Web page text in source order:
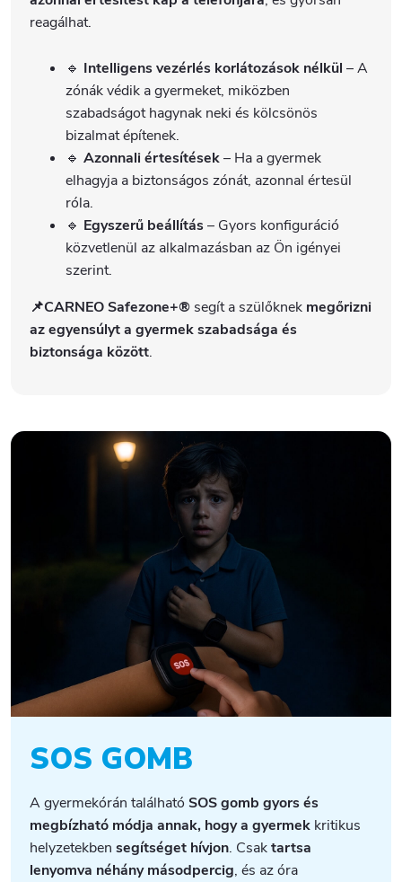
reagálhat.
🔹 Intelligens vezérlés korlátozások nélkül – A
zónák védik a gyermeket, miközben
szabadságot hagynak neki és kölcsönös
bizalmat építenek.
🔹Azonnali értesítések– Ha a gyermek
elhagyja a biztonságos zónát, azonnal értesül
róla.
🔹 Egyszerű beállítás– Gyors konfiguráció
közvetlenül az alkalmazásban az Ön igényei
szerint.
📌CARNEO Safezone+® segít a szülőknek megőrizni
az egyensúlyt a gyermek szabadsága és
biztonsága között.
SOS GOMB
A gyermekórán találhatóSOS gomb gyors és
megbízható módja annak, hogy a gyermek kritikus
helyzetekbensegítséget hívjon. Csaktartsa
lenyomva néhány másodpercig, és az óra